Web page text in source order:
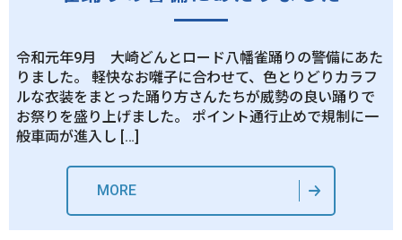
令和元年9月 大崎どんとロード八幡雀踊りの警備にあた
りました。 軽快なお囃子に合わせて、色とりどりカラフ
ルな衣装をまとった踊り方さんたちが威勢の良い踊りで
お祭りを盛り上げました。 ポイント通行止めで規制に一
般車両が進入し […]
MORE